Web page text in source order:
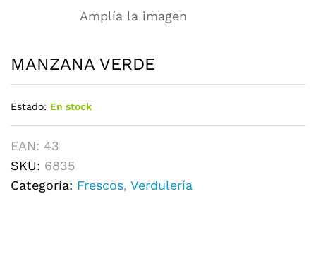
Amplía la imagen
MANZANA VERDE
Estado: En stock
EAN: 43
SKU: 6835
Categoría: Frescos, Verdulería